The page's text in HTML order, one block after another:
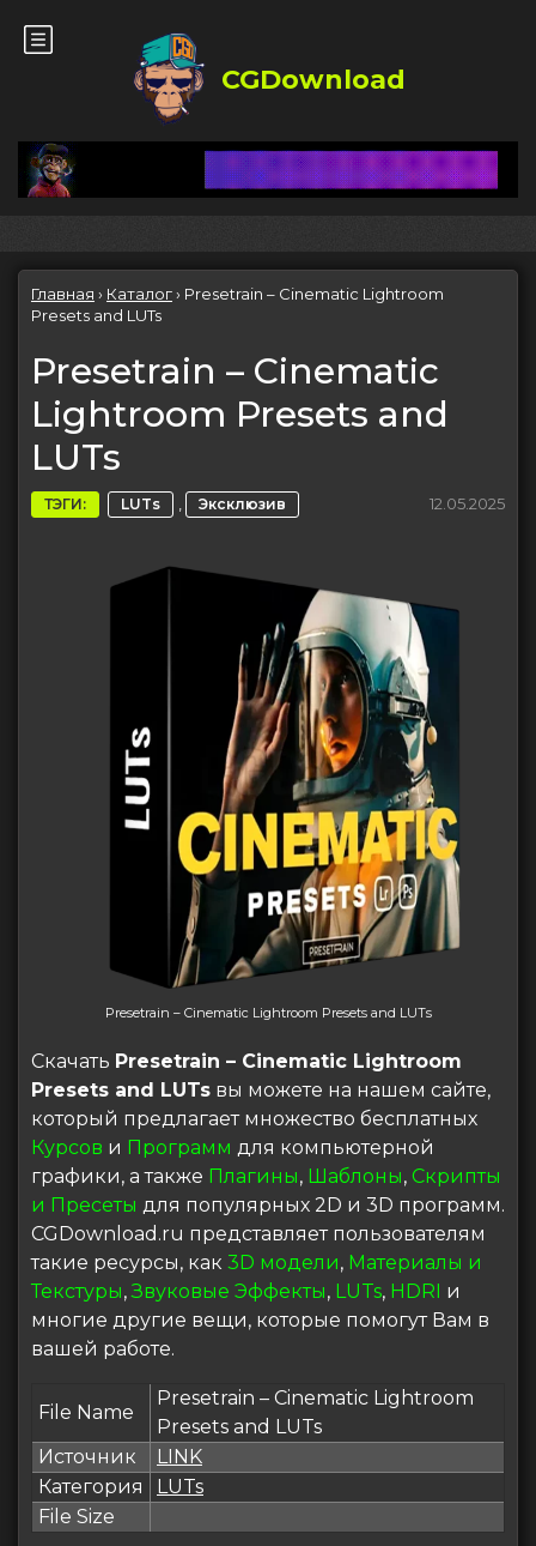
CGDownload
Главная › Каталог› Presetrain – Cinematic Lightroom
Presets and LUTs
Presetrain – Cinematic
Lightroom Presets and
LUTs
ТЭГИ: LUTs , Эксклюзив 12.05.2025
Presetrain – Cinematic Lightroom Presets and LUTs
Скачать Presetrain – Cinematic Lightroom
Presets and LUTs вы можете на нашем сайте,
который предлагает множество бесплатных
Курсов и Программ для компьютерной
графики, а также Плагины, Шаблоны, Скрипты
и Пресеты для популярных 2D и 3D программ.
CGDownload.ru представляет пользователям
такие ресурсы, как 3D модели, Материалы и
Текстуры,Звуковые Эффекты, LUTs, HDRI и
многие другие вещи, которые помогут Вам в
вашей работе.
File Name
Presetrain – Cinematic Lightroom
Presets and LUTs
Источник
LINK
Категория
LUTs
File Size